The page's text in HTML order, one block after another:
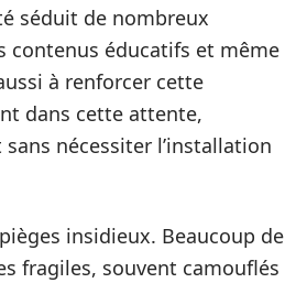
séduit de nombreux
contenus éducatifs et même
à renforcer cette
dans cette attente,
nécessiter l’installation
insidieux. Beaucoup de
fragiles, souvent camouflés